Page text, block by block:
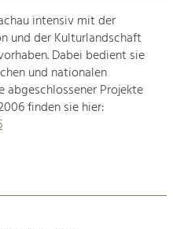
intensiv mit der
und der Kulturlandschaft
Dabei bedient sie
und nationalen
abgeschlossener Projekte
finden sie hier: